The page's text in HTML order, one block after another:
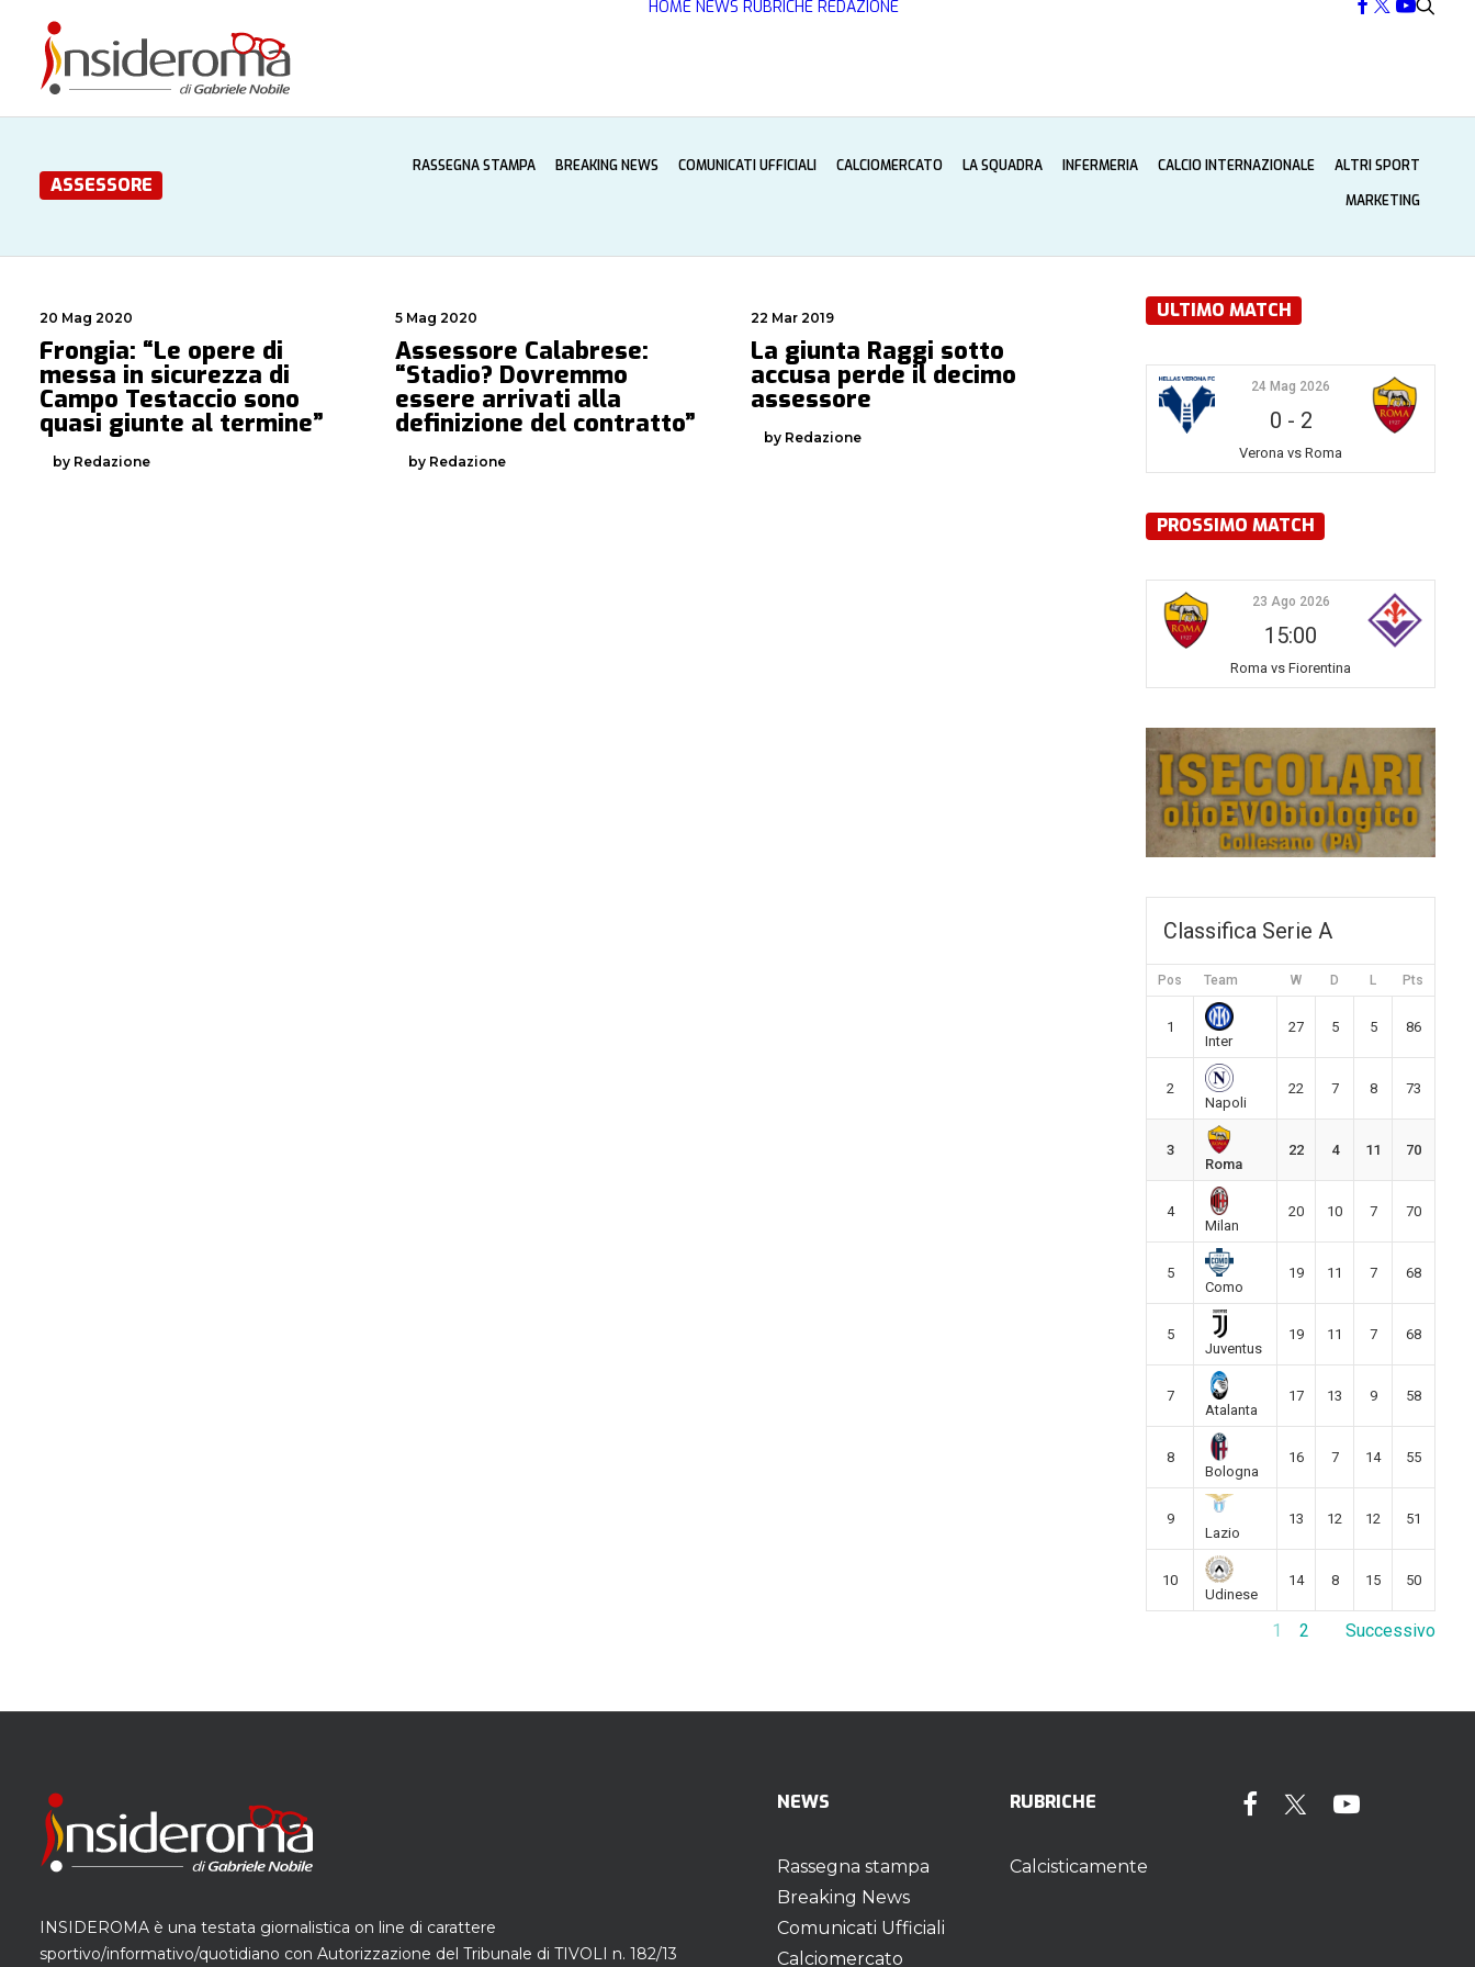
HOME NEWS RUBRICHE REDAZIONE
ASSESSORE
RASSEGNA STAMPA BREAKING NEWS COMUNICATI UFFICIALI CALCIOMERCATO LA SQUADRA INFERMERIA CALCIO INTERNAZIONALE
ALTRI SPORT
MARKETING
20 Mag 2020
Frongia: “Le opere di
messa in sicurezza di
Campo Testaccio sono
quasi giunte al termine”
by Redazione
5 Mag 2020
Assessore Calabrese:
“Stadio? Dovremmo
essere arrivati alla
definizione del contratto”
by Redazione
22 Mar 2019
La giunta Raggi sotto
accusa perde il decimo
assessore
by Redazione
ULTIMO MATCH
24 Mag 2026
0 - 2
Verona vs Roma
PROSSIMO MATCH
23 Ago 2026
15:00
Roma vs Fiorentina
Classifica Serie A
Pos Team W D L Pts
1
Inter
27 5 5 86
2
Napoli
22 7 8 73
3
Roma
22 4 11 70
4
Milan
20 10 7 70
5
Como
19 11 7 68
5
Juventus
19 11 7 68
7
Atalanta
17 13 9 58
8
Bologna
16 7 14 55
9
Lazio
13 12 12 51
10
Udinese
14 8 15 50
1 2 Successivo
INSIDEROMA è una testata giornalistica on line di carattere
sportivo/informativo/quotidiano con Autorizzazione del Tribunale di TIVOLI n. 182/13
NEWS
Rassegna stampa
Breaking News
Comunicati Ufficiali
Calciomercato
RUBRICHE
Calcisticamente